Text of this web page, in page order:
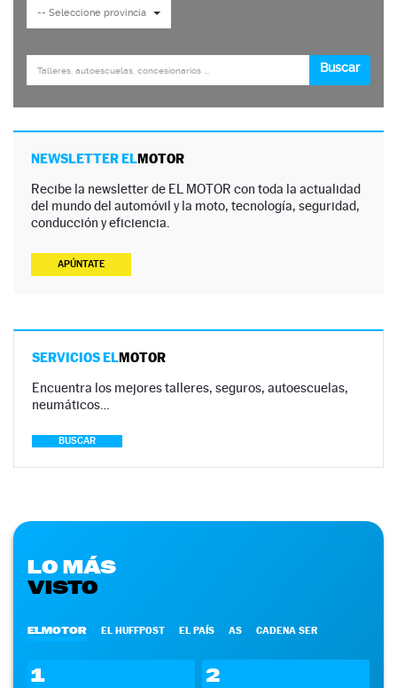
NEWSLETTER ELMOTOR
Recibe la newsletter de EL MOTOR con toda la actualidad
del mundo del automóvil y la moto, tecnología, seguridad,
conducción y eficiencia.
APÚNTATE
SERVICIOS ELMOTOR
Encuentra los mejores talleres, seguros, autoescuelas,
neumáticos…
BUSCAR
LO MÁS
VISTO
ELMOTOR EL HUFFPOST EL PAÍS AS CADENA SER
1 2